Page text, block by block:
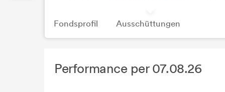
Fondsprofil Ausschüttungen
Performance per 07.08.26